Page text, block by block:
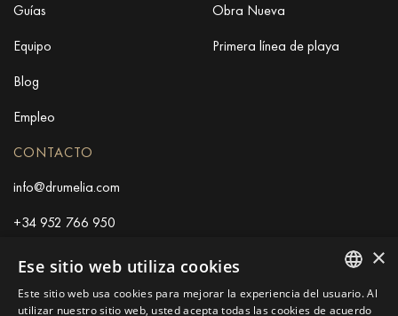
Guías
Equipo
Blog
Empleo
Obra Nueva
Primera línea de playa
CONTACTO
info@drumelia.com
+34 952 766 950
ENGLISH
×
Ese sitio web utiliza cookies
Este sitio web usa cookies para mejorar la experiencia del usuario. Al
utilizar nuestro sitio web, usted acepta todas las cookies de acuerdo